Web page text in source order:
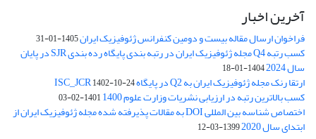
آخرین اخبار
فراخوان ارسال مقاله بیست و دومین کنفرانس ژئوفیزیک ایران1405-01-31
کسب رتبه Q4 مجله ژئوفیزیک ایران در رتبه بندی پایگاه رده بندی SJR در پایان
سال 2024 1404-01-18
ارتقا رنک مجله ژئوفیزیک ایران به Q2 در پایگاه ISC_JCR 1402-10-24
کسب بالاترین رتبه در ارزیابی نشریات وزارت علوم 1400 1401-02-03
اختصاص شناسه بین المللی DOI به مقالات پذیرفته شده مجله ژئوفیزیک ایران از
ابتدای سال 2020 1399-03-12